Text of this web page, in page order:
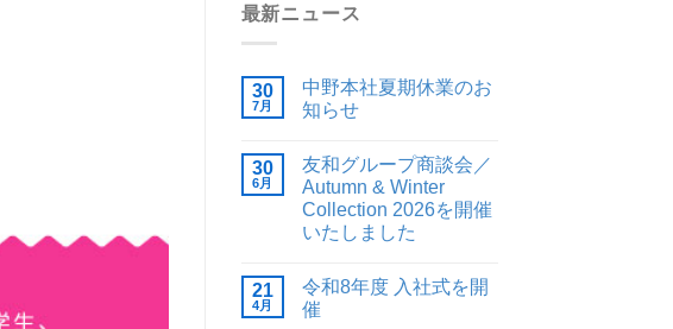
最新ニュース
30
7月
中野本社夏期休業のお
知らせ
30
6月
友和グループ商談会／
Autumn & Winter
Collection 2026を開催
いたしました
21
4月
令和8年度 入社式を開
催